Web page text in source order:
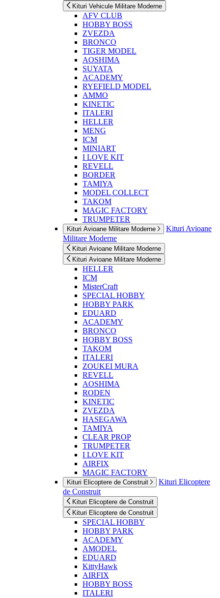
Kituri Vehicule Militare Moderne
AFV CLUB
HOBBY BOSS
ZVEZDA
BRONCO
TIGER MODEL
AOSHIMA
SUYATA
ACADEMY
RYEFIELD MODEL
AMMO
KINETIC
ITALERI
HELLER
MENG
ICM
MINIART
I LOVE KIT
REVELL
BORDER
TAMIYA
MODEL COLLECT
TAKOM
MAGIC FACTORY
TRUMPETER
Kituri Avioane Militare Moderne
Kituri Avioane
Militare Moderne
Kituri Avioane Militare Moderne
Kituri Avioane Militare Moderne
HELLER
ICM
MisterCraft
SPECIAL HOBBY
HOBBY PARK
EDUARD
ACADEMY
BRONCO
HOBBY BOSS
TAKOM
ITALERI
ZOUKEI MURA
REVELL
AOSHIMA
RODEN
KINETIC
ZVEZDA
HASEGAWA
TAMIYA
CLEAR PROP
TRUMPETER
I LOVE KIT
AIRFIX
MAGIC FACTORY
Kituri Elicoptere de Construit
Kituri Elicoptere
de Construit
Kituri Elicoptere de Construit
Kituri Elicoptere de Construit
SPECIAL HOBBY
HOBBY PARK
ACADEMY
AMODEL
EDUARD
KittyHawk
AIRFIX
HOBBY BOSS
ITALERI